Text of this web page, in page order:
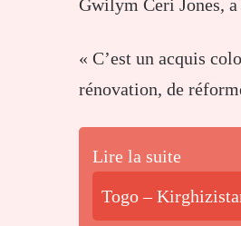
Gwilym Ceri Jones,
« C’est un acquis
rénovation, de
Lire la suite
Togo –